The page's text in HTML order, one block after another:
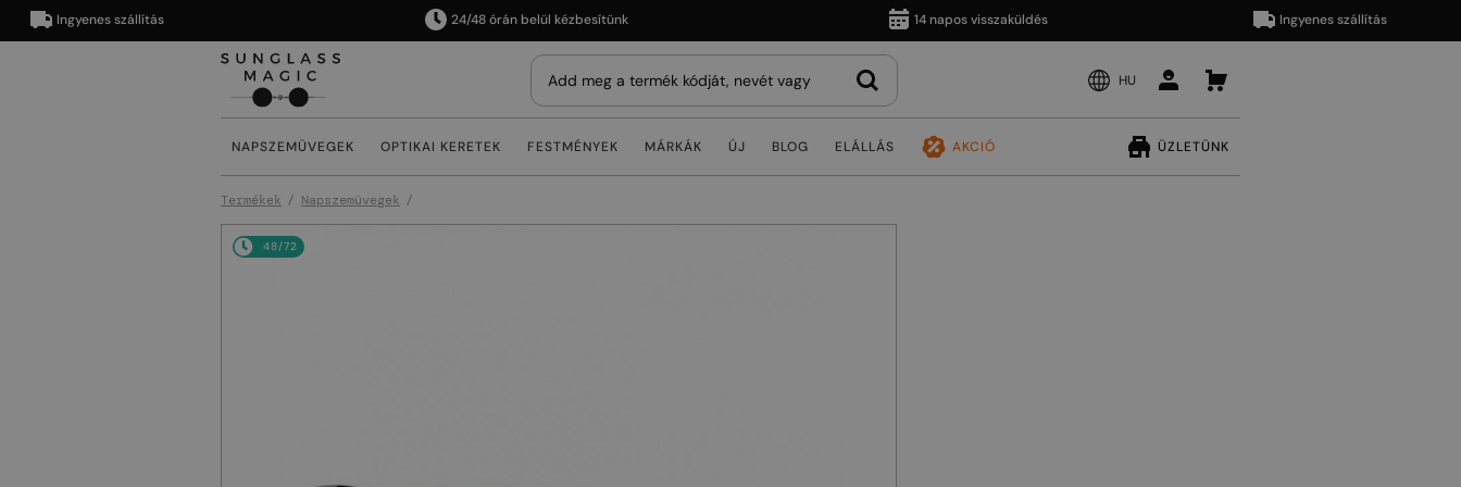
Ingyenes szállítás 24/48 órán belül kézbesítünk 14 napos visszaküldés Ingyenes szállítás
HU
NAPSZEMÜVEGEK OPTIKAI KERETEK FESTMÉNYEK MÁRKÁK ÚJ BLOG ELÁLLÁS AKCIÓ ÜZLETÜNK
Termékek Napszemüvegek
48/72